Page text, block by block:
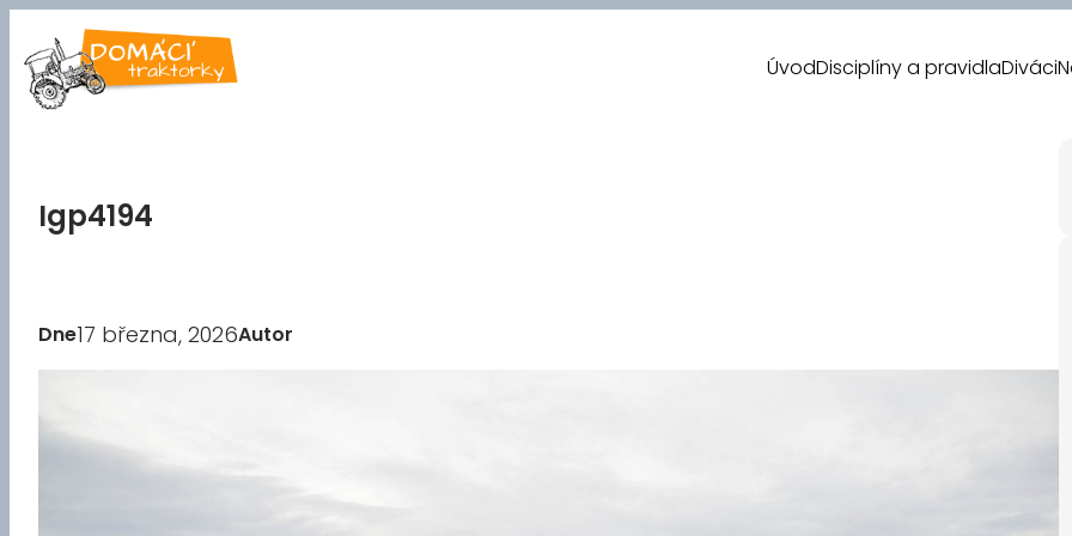
Přeskočit
na
obsah
ÚvodDisciplíny a pravidlaDiváci
Igp4194
Dne17 března, 2026Autor